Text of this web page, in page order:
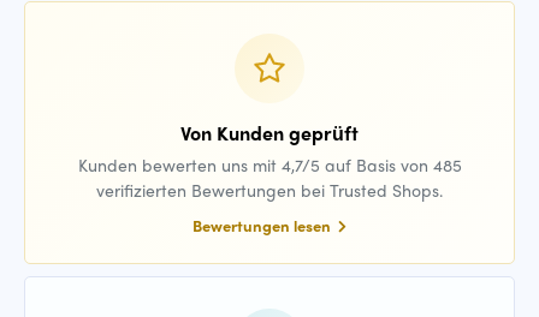
Von Kunden geprüft
Kunden bewerten uns mit 4,7/5 auf Basis von 485
verifizierten Bewertungen bei Trusted Shops.
Bewertungen lesen